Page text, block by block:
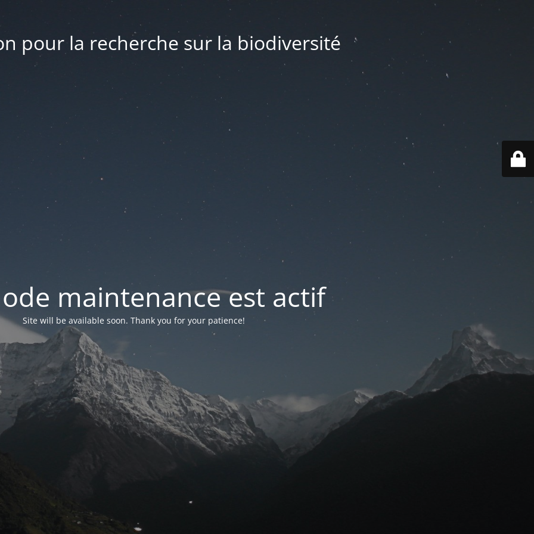
pour la recherche sur la biodiversité
maintenance est actif
Site will be available soon. Thank you for your patience!